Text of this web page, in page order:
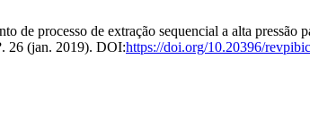
de processo de extração sequencial a alta
. 26 (jan. 2019). DOI:https://doi.org/10.20396/